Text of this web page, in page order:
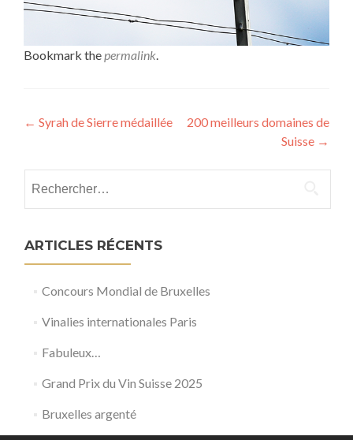
Bookmark thepermalink.
Post
← Syrah de Sierre médaillée
200 meilleurs domaines de
Suisse →
ARTICLES RÉCENTS
Concours Mondial de Bruxelles
Vinalies internationales Paris
Fabuleux…
Grand Prix du Vin Suisse 2025
Bruxelles argenté